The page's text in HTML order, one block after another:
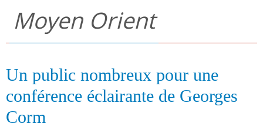
Moyen Orient
Un public nombreux pour une
conférence éclairante de Georges
Corm